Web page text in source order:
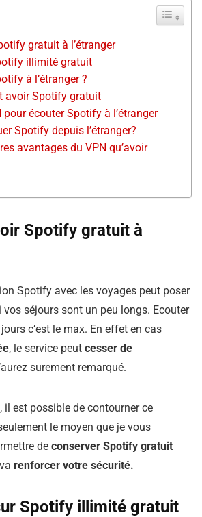
gratuit à l’étranger
illimité gratuit
à l’étranger ?
avoir Spotify gratuit
pour écouter Spotify à l’étranger
Spotify depuis l’étranger?
avantages du VPN qu’avoir
Spotify gratuit à
Spotify avec les voyages peut poser
séjours sont un peu longs. Ecouter
c’est le max. En effet en cas
, le service peut cesser de
surement remarqué.
il est possible de contourner ce
le moyen que je vous
de conserver Spotify gratuit
renforcer votre sécurité.
Spotify illimité gratuit